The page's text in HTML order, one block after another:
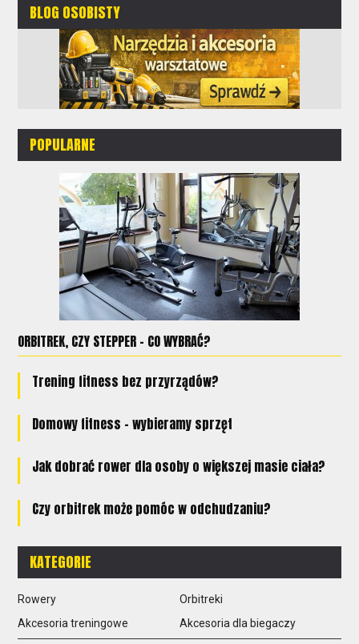
BLOG OSOBISTY
POPULARNE
ORBITREK, CZY STEPPER - CO WYBRAĆ?
Trening fitness bez przyrządów?
Domowy fitness – wybieramy sprzęt
Jak dobrać rower dla osoby o większej masie ciała?
Czy orbitrek może pomóc w odchudzaniu?
KATEGORIE
Rowery
Orbitreki
Akcesoria treningowe
Akcesoria dla biegaczy